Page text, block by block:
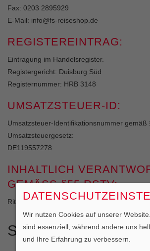
Fax: 0203 2895929
E-Mail: info@fs-reiseshop.de
REGISTEREINTRAG:
Eintragung im Handelsregister.
Registergericht: Duisburg Süd
Registernummer: HRB 3148
UMSATZSTEUER-ID:
Umsatzsteuer-Identifikationsnummer gemäß
Umsatzsteuergesetz:
DE119557278
INHALTLICH
GEMÄSS §55 RSTV:
Rita Stein, Karl Heinz Frenzel (Anschrift wie
Wir nutzen Cookies auf unserer
sind essenziell, während andere uns
und Ihre Erfahrung zu verbessern.